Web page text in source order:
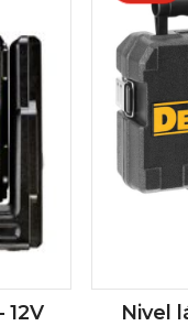
12V
Nivel